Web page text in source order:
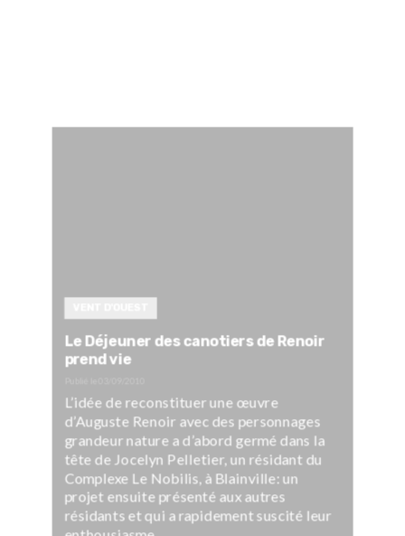
Le Déjeuner des canotiers de Renoir
prend vie
L’idée de reconstituer une œuvre
d’Auguste Renoir avec des personnages
grandeur nature a d’abord germé dans la
tête de Jocelyn Pelletier, un résidant du
Complexe Le Nobilis, à Blainville: un
projet ensuite présenté aux autres
résidants et qui a rapidement suscité leur